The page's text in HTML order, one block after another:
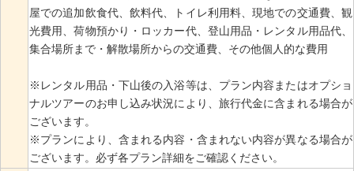
屋での追加飲食代、飲料代、トイレ利用料、現地での交通費、観
光費用、荷物預かり・ロッカー代、登山用品・レンタル用品代、
集合場所まで・解散場所からの交通費、その他個人的な費用
※レンタル用品・下山後の入浴等は、プラン内容またはオプショ
ナルツアーのお申し込み状況により、旅行代金に含まれる場合が
ございます。
※プランにより、含まれる内容・含まれない内容が異なる場合が
ございます。必ず各プラン詳細をご確認ください。